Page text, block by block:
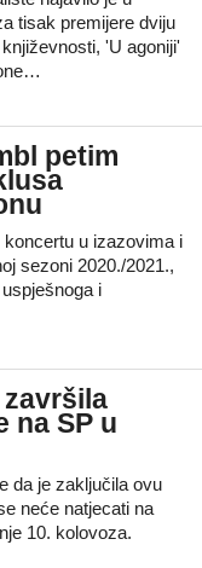
tisak premijere dviju
'U agoniji'
petim
u izazovima i
sezoni 2020./2021.,
i
na SP u
da je zaključila ovu
neće natjecati na
10. kolovoza.